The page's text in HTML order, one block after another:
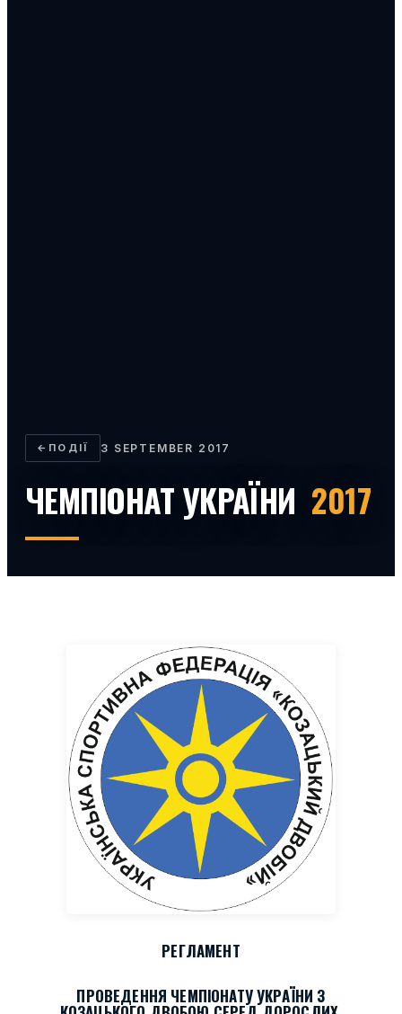
← ПОДІЇ 3 SEPTEMBER 2017
ЧЕМПІОНАТ УКРАЇНИ 2017
РЕГЛАМЕНТ
ПРОВЕДЕННЯ ЧЕМПІОНАТУ УКРАЇНИ З